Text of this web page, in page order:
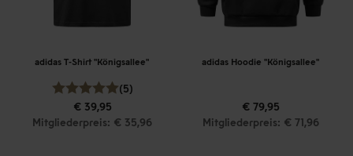
adidas T-Shirt "Königsallee"
(5)
€ 39,95
Mitgliederpreis: € 35,96
adidas Hoodie "Königsallee"
€ 79,95
Mitgliederpreis: € 71,96